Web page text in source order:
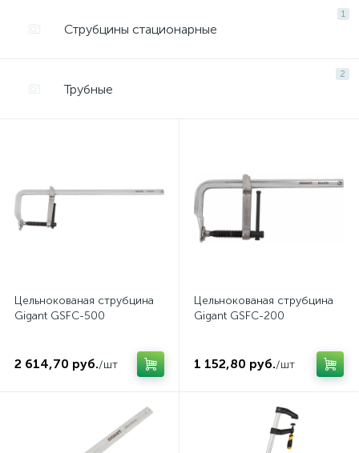
1
Струбцины стационарные
2
Трубные
Цельнокованая струбцина
Gigant GSFC-500
2 614,70 руб./шт
Цельнокованая струбцина
Gigant GSFC-200
1 152,80 руб./шт